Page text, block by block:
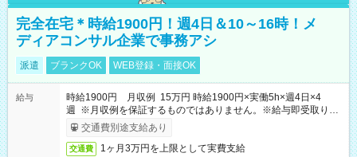
完全在宅＊時給1900円！週4日＆10～16時！メ
ディアコンサル企業で事務アシ
派遣 ブランクOK WEB登録・面接OK
給与
時給1900円 月収例 15万円 時給1900円×実働5h×週4日×4
週 ※月収例を保証するものではありません。※給与即受取りサ
ービス利用可（利用条件有）
交通費別途支給あり
交通費 1ヶ月3万円を上限として実費支給